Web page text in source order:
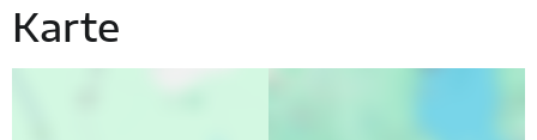
Karte